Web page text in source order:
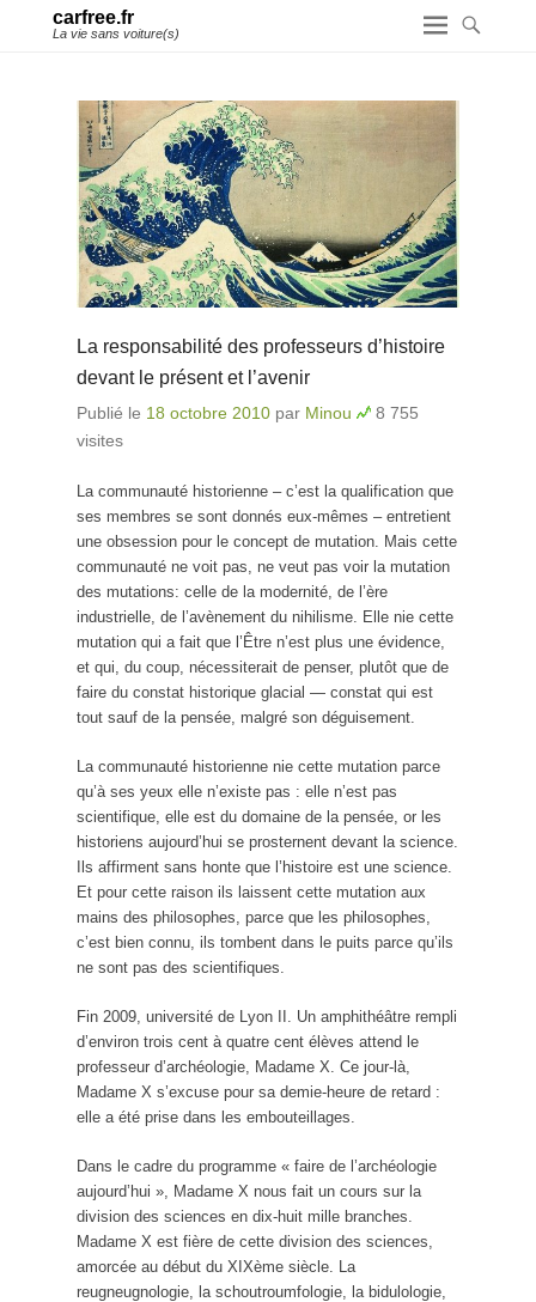
carfree.fr
La vie sans voiture(s)
La responsabilité des professeurs d’histoire
devant le présent et l’avenir
Publié le 18 octobre 2010 par Minou
8 755
visites
La communauté historienne – c’est la qualification que
ses membres se sont donnés eux-mêmes – entretient
une obsession pour le concept de mutation. Mais cette
communauté ne voit pas, ne veut pas voir la mutation
des mutations: celle de la modernité, de l’ère
industrielle, de l’avènement du nihilisme. Elle nie cette
mutation qui a fait que l’Être n’est plus une évidence,
et qui, du coup, nécessiterait de penser, plutôt que de
faire du constat historique glacial — constat qui est
tout sauf de la pensée, malgré son déguisement.
La communauté historienne nie cette mutation parce
qu’à ses yeux elle n’existe pas : elle n’est pas
scientifique, elle est du domaine de la pensée, or les
historiens aujourd’hui se prosternent devant la science.
Ils affirment sans honte que l’histoire est une science.
Et pour cette raison ils laissent cette mutation aux
mains des philosophes, parce que les philosophes,
c’est bien connu, ils tombent dans le puits parce qu’ils
ne sont pas des scientifiques.
Fin 2009, université de Lyon II. Un amphithéâtre rempli
d’environ trois cent à quatre cent élèves attend le
professeur d’archéologie, Madame X. Ce jour-là,
Madame X s’excuse pour sa demie-heure de retard :
elle a été prise dans les embouteillages.
Dans le cadre du programme « faire de l’archéologie
aujourd’hui », Madame X nous fait un cours sur la
division des sciences en dix-huit mille branches.
Madame X est fière de cette division des sciences,
amorcée au début du XIXème siècle. La
reugneugnologie, la schoutroumfologie, la bidulologie,